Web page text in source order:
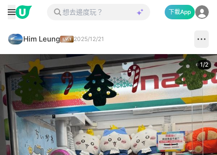
下載App
Him Leung 2025/12/21
1/2